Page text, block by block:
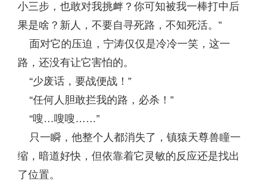
小三步，也敢对我挑衅？你可知被我一棒打中后
果是啥？新人，不要自寻死路，不知死活。”
面对它的压迫，宁涛仅仅是冷冷一笑，这一
路，还没有让它害怕的。
“少废话，要战便战！”
“任何人胆敢拦我的路，必杀！”
“嗖…嗖嗖……”
只一瞬，他整个人都消失了，镇猿天尊兽瞳一
缩，暗道好快，但依靠着它灵敏的反应还是找出
了位置。